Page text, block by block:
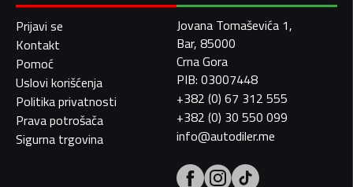
Prijavi se
Kontakt
Pomoć
Uslovi korišćenja
Politika privatnosti
Prava potrošača
Sigurna trgovina
Jovana Tomaševića 1,
Bar, 85000
Crna Gora
PIB: 03007448
+382 (0) 67 312 555
+382 (0) 30 550 099
info@autodiler.me